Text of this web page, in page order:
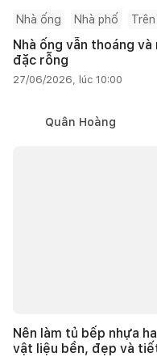
Nhà ống Nhà phố
Nhà ống vẫn thoáng
đặc rỗng
27/06/2026, lúc 10:00
Quân Hoàng
Nên làm tủ bếp nhựa
vật liệu bền, đẹp và